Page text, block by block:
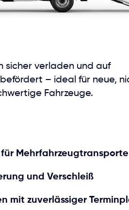
sicher verladen und auf
– ideal für neue,
Fahrzeuge.
Mehrfahrzeugtransporte
und Verschleiß
mit zuverlässiger